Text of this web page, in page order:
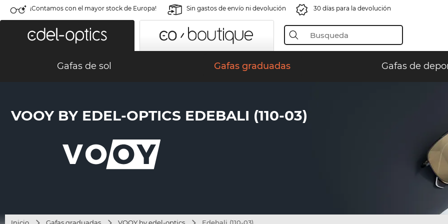
¡Contamos con el mayor stock de Europa! Sin gastos de envío ni devolución 30 días para la devolución
Gafas de sol Gafas graduadas Gafas de
VOOY BY EDEL-OPTICS EDEBALI (110-03)